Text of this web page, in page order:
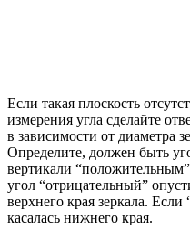
Если такая плоскость
измерения угла сделайте
в зависимости от диаметра
Определите, должен быть
вертикали
угол “отрицательный”
верхнего края зеркала.
касалась нижнего края.